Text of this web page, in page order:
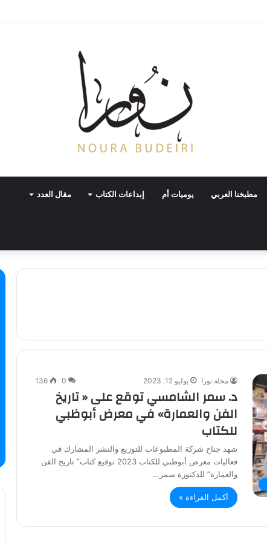
مطبخنا العربي يوميات أم إبداعات الكتاب مقال العدد
مجلة نورا يوليو 12, 2023 0
136
د. سمر الشامسي توقع على « تاريخ
الفن والعمارة» في معرض أبوظبي
للكتاب
شهد جناح شركة المطبوعات للتوزيع والنشر المشارك في
فعاليات معرض أبوظبي للكتاب 2023 توقيع كتاب” تاريخ الفن
والعمارة” للدكتورة سمر…
أكمل القراءة »